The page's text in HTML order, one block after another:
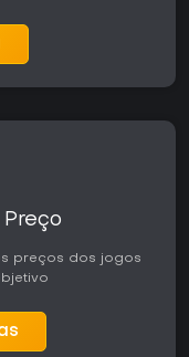
preços dos jogos